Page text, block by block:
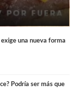
una nueva forma
Podría ser más que